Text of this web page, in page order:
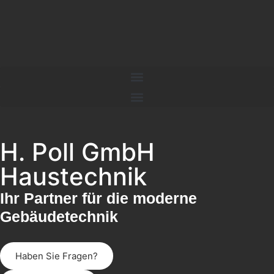
H. Poll GmbH
Haustechnik
Ihr Partner für die moderne
Gebäudetechnik
Haben Sie Fragen?